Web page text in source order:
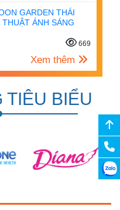
GARDEN THÁI
ÁNH SÁNG
669
Xem thêm
TIÊU BIỂU